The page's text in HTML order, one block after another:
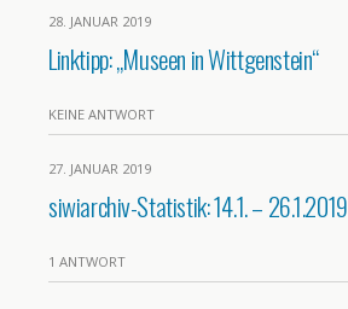
28. JANUAR 2019
Linktipp: „Museen in Wittgenstein“
KEINE ANTWORT
27. JANUAR 2019
siwiarchiv-Statistik: 14.1. – 26.1.2019
1 ANTWORT